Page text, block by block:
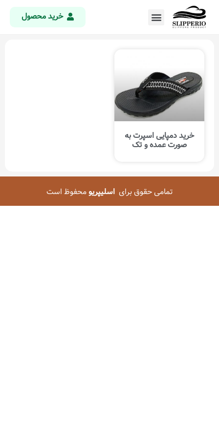
خرید محصول
خرید دمپایی اسپرت به
صورت عمده و تک
تمامی حقوق برایاسلیپریومحفوظ است